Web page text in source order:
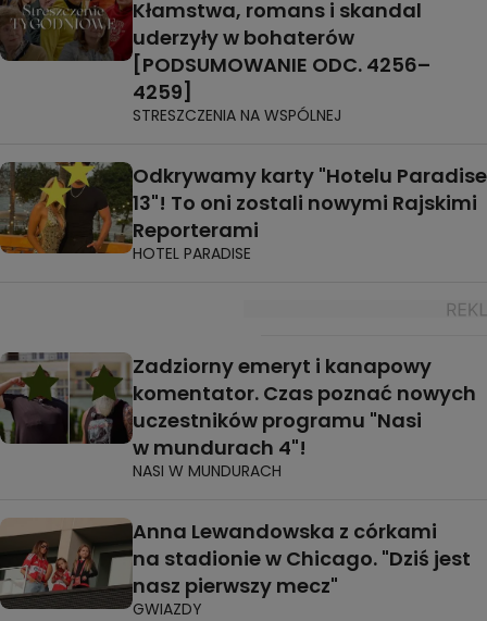
Kłamstwa, romans i skandal
uderzyły w bohaterów
[PODSUMOWANIE ODC. 4256–
4259]
STRESZCZENIA NA WSPÓLNEJ
Odkrywamy karty "Hotelu Paradise
13"! To oni zostali nowymi Rajskimi
Reporterami
HOTEL PARADISE
Zadziorny emeryt i kanapowy
komentator. Czas poznać nowych
uczestników programu "Nasi
w mundurach 4"!
NASI W MUNDURACH
Anna Lewandowska z córkami
na stadionie w Chicago. "Dziś jest
nasz pierwszy mecz"
GWIAZDY